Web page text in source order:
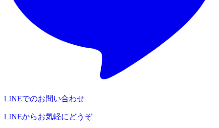
LINEでのお問い合わせ
LINEからお気軽にどうぞ